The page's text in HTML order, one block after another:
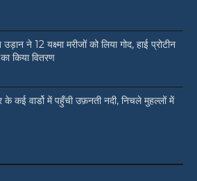
ने 12 यक्ष्मा मरीजों को लिया गोद, हाई प्रोटीन
किया वितरण
के कई वार्डो में पहुँची उफ़नती नदी, निचले मुहल्लों में